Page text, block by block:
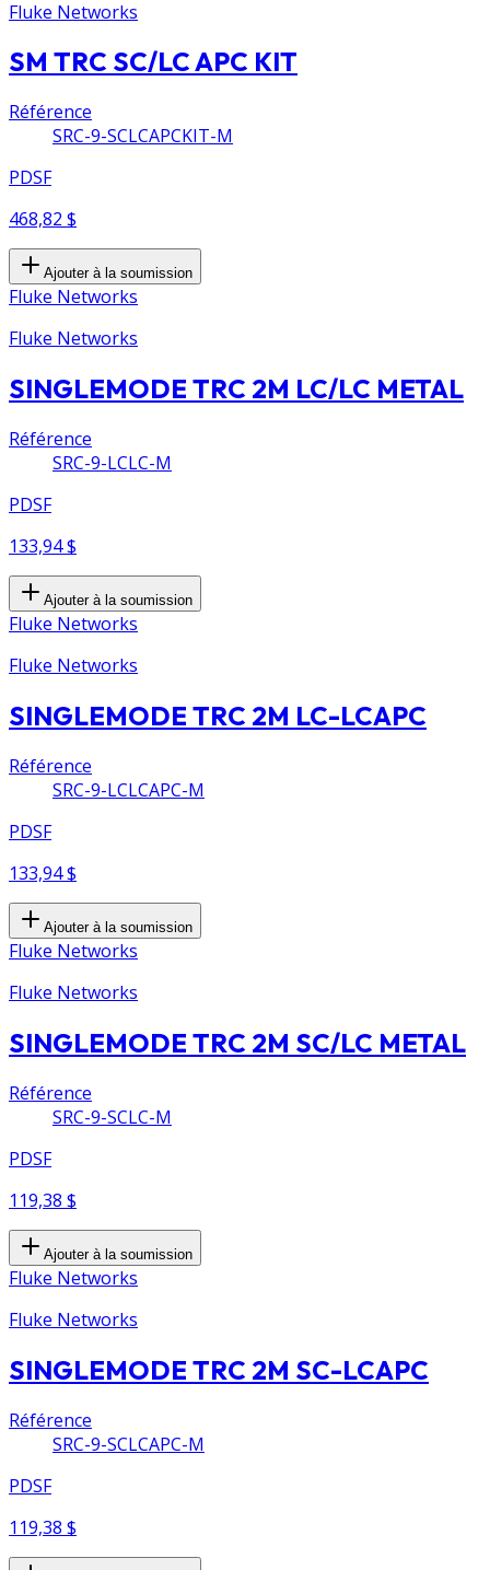
Fluke Networks
SM TRC SC/LC APC KIT
Référence
SRC-9-SCLCAPCKIT-M
PDSF
468,82 $
Ajouter à la soumission
Fluke Networks
Fluke Networks
SINGLEMODE TRC 2M LC/LC METAL
Référence
SRC-9-LCLC-M
PDSF
133,94 $
Ajouter à la soumission
Fluke Networks
Fluke Networks
SINGLEMODE TRC 2M LC-LCAPC
Référence
SRC-9-LCLCAPC-M
PDSF
133,94 $
Ajouter à la soumission
Fluke Networks
Fluke Networks
SINGLEMODE TRC 2M SC/LC METAL
Référence
SRC-9-SCLC-M
PDSF
119,38 $
Ajouter à la soumission
Fluke Networks
Fluke Networks
SINGLEMODE TRC 2M SC-LCAPC
Référence
SRC-9-SCLCAPC-M
PDSF
119,38 $